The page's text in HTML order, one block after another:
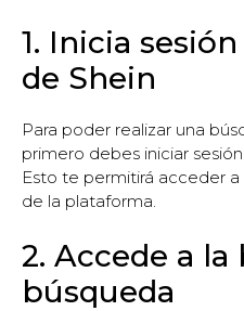
1. Inicia
de Shein
Para poder realizar una
primero debes iniciar
Esto te permitirá acceder
de la plataforma.
2. Accede a la
búsqueda